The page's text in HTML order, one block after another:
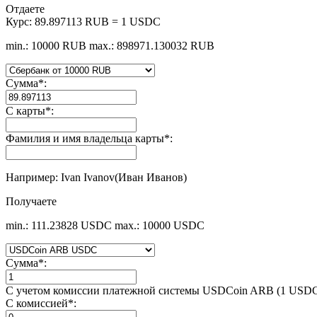
Отдаете
Курс: 89.897113 RUB = 1 USDC
min.: 10000 RUB max.: 898971.130032 RUB
Сумма*:
С карты*:
Фамилия и имя владельца карты*:
Например: Ivan Ivanov(Иван Иванов)
Получаете
min.: 111.23828 USDC max.: 10000 USDC
Сумма*:
С учетом комиссии платежной системы USDCoin ARB (1
С комиссией*: